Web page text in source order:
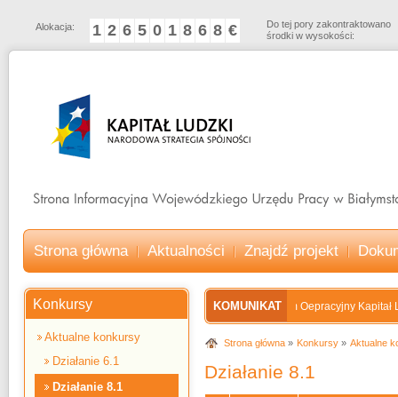
Alokacja: 1 2 6 5 0 1 8 6 8 €
Do tej pory zakontraktowano
środki w wysokości:
Strona główna Aktualności Znajdź projekt
KOMUNIKAT
Program Oepracyjny Kapitał
Strona główna Konkursy Aktualne
Działanie 8.1
Konkursy
Aktualne konkursy
Działanie 6.1
Działanie 8.1